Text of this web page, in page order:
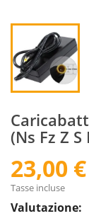
(Ns Fz Z
23,00 €
Tasse incluse
Valutazione: